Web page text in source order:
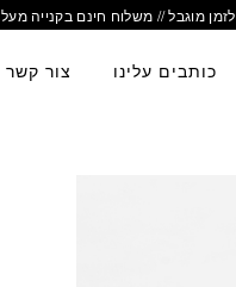
לזמן מוגבל // משלוח חינם בקנייה מעל 399 ש"ח
כותבים עלינו צור קשר